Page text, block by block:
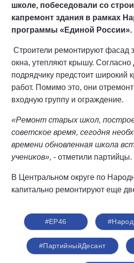
школе, побеседовали со
капремонт здания в рамках
программы «Единой России».
Строители ремонтируют фасад
окна, утепляют крышу. Согласно
подрядчику предстоит широкий
работ. Помимо это, они
входную группу и ограждение.
«Ремонт старых школ,
советское время, сегодня
времени обновленная школа
учеников», - отметили партийцы.
В Центральном округе по
капитально ремонтируют еще
#ЕР46
#ПартийныйДесант